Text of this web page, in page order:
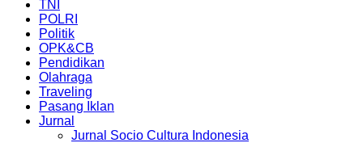
TNI
POLRI
Politik
OPK&CB
Pendidikan
Olahraga
Traveling
Pasang Iklan
Jurnal
Jurnal Socio Cultura Indonesia